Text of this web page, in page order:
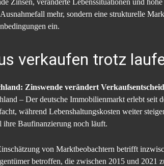
mehr, sondern eine strukturelle
ein.
verkaufen trotz
Zinswende verändert
– Der deutsche Immobilienmarkt erlebt seit
während Lebenshaltungskosten weiter
ihre Baufinanzierung noch läuft.
von Marktbeobachtern betrifft
betroffen, die zwischen 2015 und 2021